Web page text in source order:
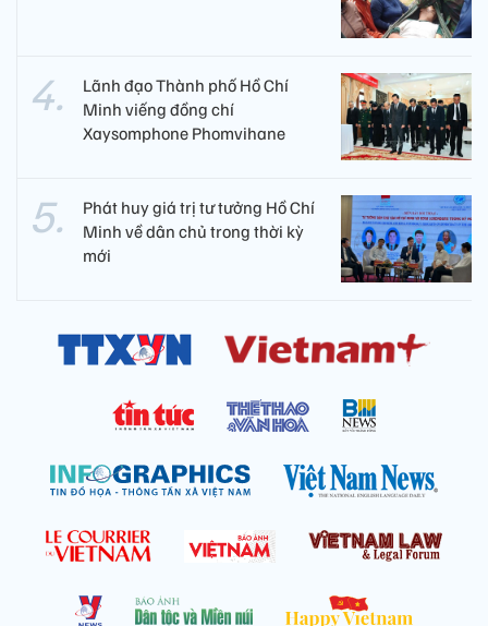
Lãnh đạo Thành phố Hồ Chí
Minh viếng đồng chí
Xaysomphone Phomvihane
Phát huy giá trị tư tưởng Hồ Chí
Minh về dân chủ trong thời kỳ
mới